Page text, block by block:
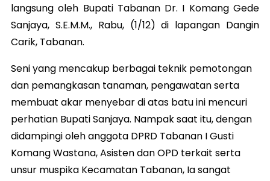
langsung oleh Bupati Tabanan Dr. I Komang Gede
Sanjaya, S.E.M.M., Rabu, (1/12) di lapangan Dangin
Carik, Tabanan.
Seni yang mencakup berbagai teknik pemotongan
dan pemangkasan tanaman, pengawatan serta
membuat akar menyebar di atas batu ini mencuri
perhatian Bupati Sanjaya. Nampak saat itu, dengan
didampingi oleh anggota DPRD Tabanan I Gusti
Komang Wastana, Asisten dan OPD terkait serta
unsur muspika Kecamatan Tabanan, Ia sangat